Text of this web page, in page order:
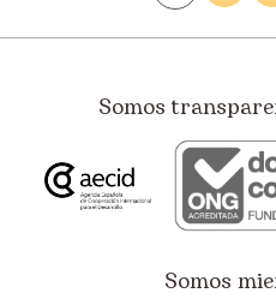
Somos
Somos